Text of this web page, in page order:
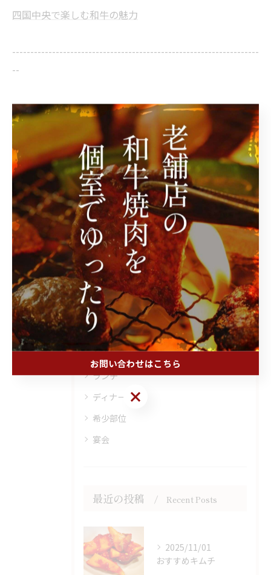
四国中央で楽しむ和牛の魅力
--------------------------------------------------------------------
--
和牛
一覧に戻る 次のページ >
関連タグ
#四国中央 #タン #国産牛
カテゴリー Categories
全てのカテゴリー
和牛
ランチ
ディナー
希少部位
宴会
最近の投稿 Recent Posts
2025/11/01
おすすめキムチ
お問い合わせはこちら
お問い合わせはこちら